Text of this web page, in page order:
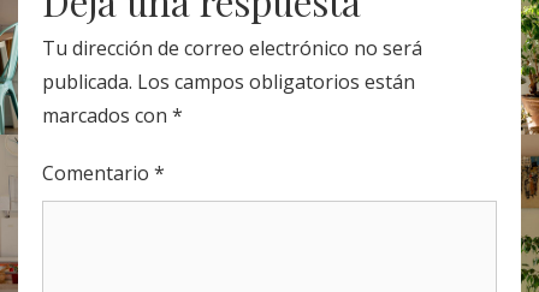
Tu dirección de correo electrónico no será
publicada. Los campos obligatorios están
marcados con *
Comentario *